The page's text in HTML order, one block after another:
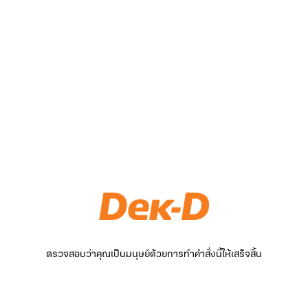
ตรวจสอบว่าคุณเป็นมนุษย์ด้วยการทำคำสั่งนี้ให้เสร็จสิ้น